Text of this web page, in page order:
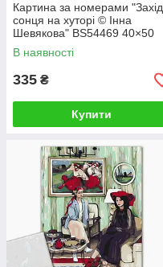
Картина за номерами "Захід
сонця на хуторі © Інна
Шевякова" BS54469 40×50
см
В наявності
335 ₴
Купити